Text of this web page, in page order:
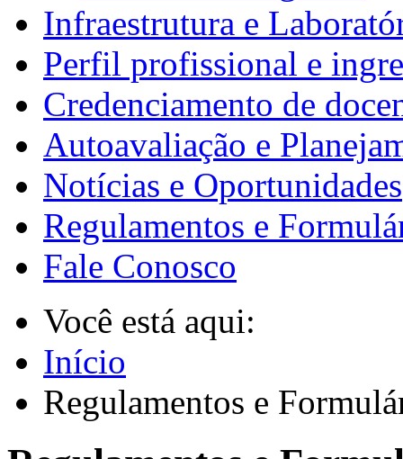
Infraestrutura e
Perfil profissional e
Credenciamento de
Autoavaliação e
Notícias e Oportunidades
Regulamentos e
Fale Conosco
Você está aqui:
Início
Regulamentos e